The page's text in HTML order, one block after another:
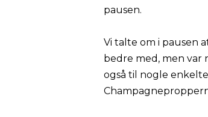
pausen.
Vi talte om i pausen
bedre med, men var
også til nogle